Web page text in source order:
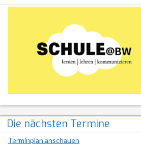
Die nächsten Termine
Terminplan anschauen